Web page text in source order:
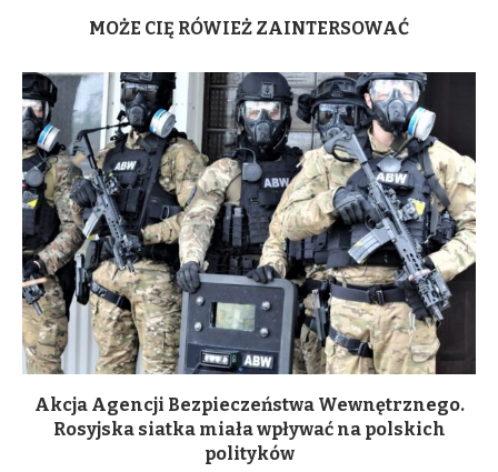
MOŻE CIĘ RÓWIEŻ ZAINTERSOWAĆ
Akcja Agencji Bezpieczeństwa Wewnętrznego.
Rosyjska siatka miała wpływać na polskich
polityków